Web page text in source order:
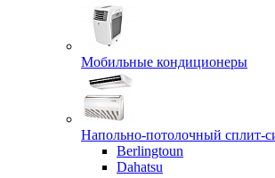
Мобильные кондиционеры
Напольно-потолочный сплит-
Berlingtoun
Dahatsu